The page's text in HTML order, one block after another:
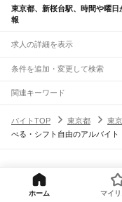
東京都、新桜台駅、時間や曜
報
求人の詳細を表示
条件を追加・変更して検索
市区町村を追加・変更
東京都すべて
東京23区すべて
八王子市 武蔵野市
国
駅を追加・変更
JR山手線
大崎駅五反田駅 恵比寿
高田馬場駅
池袋駅 大
職種を追加・変更
ホールスタッフ
キッチンスタ
パン屋（ベーカリー）
フー
日払いOK
学生歓
雇用形態を追加・変更
関連キーワード
バイトTOP
東京都 東
べる・シフト自由のアルバイト
ヘルプ・お問い合わせ サイトマ
[企業]求人広告の掲載相談
ホーム マイリ